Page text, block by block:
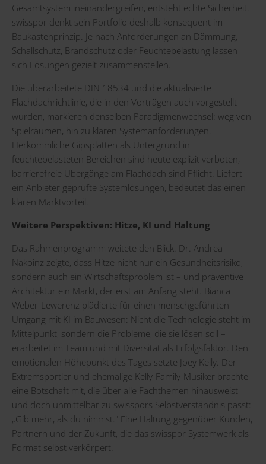
Gesamtsystem ineinandergreifen, entsteht echte Sicherheit.
swisspor denkt sein Portfolio deshalb konsequent im
Baukastenprinzip. Je nach Anforderungen an Dämmung,
Schallschutz, Brandschutz oder Feuchtebelastung lassen
sich Lösungen gezielt zusammenstellen.
Die überarbeitete DIN 18534 und die aktualisierte
Flachdachrichtlinie, die in den Vorträgen auch vorgestellt
wurden, markieren denselben Paradigmenwechsel: weg von
Spielräumen, hin zu klaren Systemanforderungen.
Herkömmliche Gipsplatten als Untergrund in
feuchtebelasteten Bereichen sind heute explizit verboten,
barrierefreie Übergänge am Flachdach sind Pflicht. Liefert
ein Anbieter geprüfte Systemlösungen, bedeutet das einen
klaren Marktvorteil.
Weitere Perspektiven: Hitze, KI und Haltung
Das Rahmenprogramm weitete den Blick. Dr. Andrea
Nakoinz zeigte, dass Hitze nicht nur ein Gesundheitsrisiko,
sondern auch ein Wirtschaftsproblem ist – und präventive
Architektur ein Markt, der erst am Anfang steht. Bianca
Weber-Lewerenz plädierte für einen menschgeführten
Umgang mit KI im Bauwesen: Nicht die Technologie steht im
Mittelpunkt, sondern die Probleme, die sie lösen soll –
erarbeitet im Team und mit Diversität als Erfolgsfaktor. Den
emotionalen Höhepunkt des Tages setzte Joey Kelly. Der
Extremsportler und ehemalige Kelly-Family-Musiker brachte
eine Botschaft mit, die über alle Fachthemen hinausweist
und doch unmittelbar zu swisspors Selbstverständnis passt:
„Gib mehr, als du nimmst." Eine Haltung gegenüber Kunden,
Partnern und der Zukunft, die das swisspor Systemwerk als
Format selbst verkörpert.